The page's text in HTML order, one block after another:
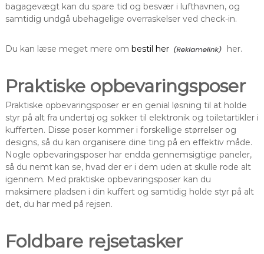
bagagevægt kan du spare tid og besvær i lufthavnen, og
samtidig undgå ubehagelige overraskelser ved check-in.
Du kan læse meget mere om bestil her her.
Praktiske opbevaringsposer
Praktiske opbevaringsposer er en genial løsning til at holde
styr på alt fra undertøj og sokker til elektronik og toiletartikler i
kufferten. Disse poser kommer i forskellige størrelser og
designs, så du kan organisere dine ting på en effektiv måde.
Nogle opbevaringsposer har endda gennemsigtige paneler,
så du nemt kan se, hvad der er i dem uden at skulle rode alt
igennem. Med praktiske opbevaringsposer kan du
maksimere pladsen i din kuffert og samtidig holde styr på alt
det, du har med på rejsen.
Foldbare rejsetasker